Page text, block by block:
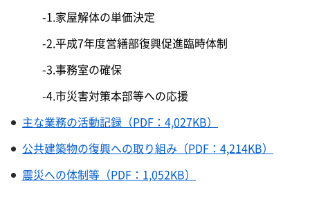
-1.家屋解体の単価決定
-2.平成7年度営繕部復興促進臨時体制
-3.事務室の確保
-4.市災害対策本部等への応援
主な業務の活動記録（PDF：4,027KB）
公共建築物の復興への取り組み（PDF：4,214KB）
震災への体制等（PDF：1,052KB）